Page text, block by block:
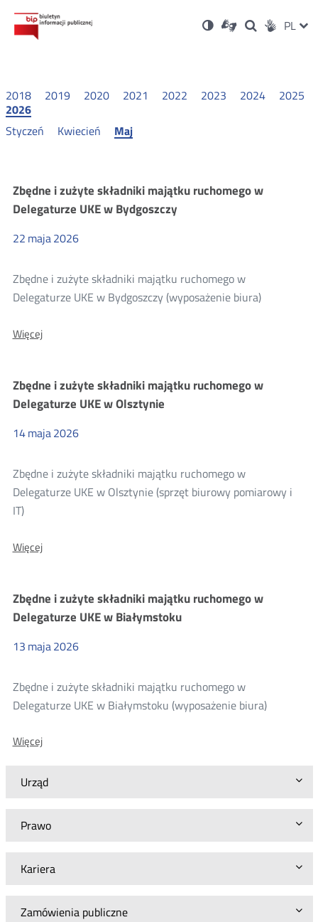
Ustawienia
Wersja
kontrastowa
Dla
niesłyszących
OtwórzOtwórz
w
Otwórz
w
Social PL
Urząd
Prawo
Kariera
Zamówienia publiczne
2018 2019 2020 2021 2022 2023 2024
2025
2026
Styczeń
Kwiecień Maj
Majątek
ruchomy
2026
Zbędne i zużyte składniki majątku ruchomego w
Delegaturze UKE w Bydgoszczy
22 maja2026
Zbędne i zużyte składniki majątku ruchomego w
Delegaturze UKE w Bydgoszczy (wyposażenie biura)
WięcejO:
składniki
majątku
ruchomego
Delegaturze
Bydgoszczy
Zbędne i zużyte składniki majątku ruchomego w
Delegaturze UKE w Olsztynie
14maja2026
Zbędne i zużyte składniki majątku ruchomego w
Delegaturze UKE w Olsztynie (sprzęt biurowy pomiarowy i
IT)
WięcejO:
składniki
majątku
ruchomego
Delegaturze
Olsztynie
Zbędne i zużyte składniki majątku ruchomego w
Delegaturze UKE w Białymstoku
13 maja2026
Zbędne i zużyte składniki majątku ruchomego w
Delegaturze UKE w Białymstoku (wyposażenie biura)
WięcejO:
zużyte
składniki
w
w